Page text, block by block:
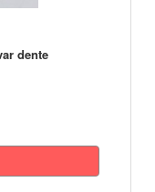
dente